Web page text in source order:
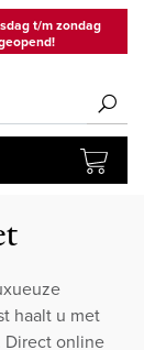
t/m zondag
haalt u met
online